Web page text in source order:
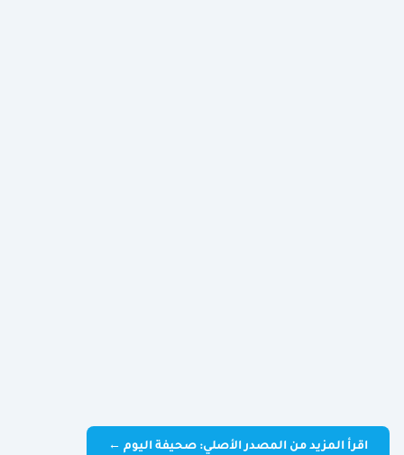
اقرأ المزيد من المصدر الأصلي: صحيفة اليوم ←